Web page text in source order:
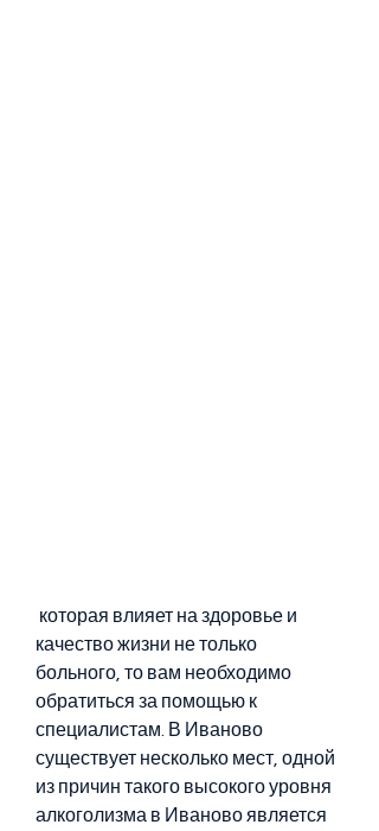
качество жизни не только
больного, то вам необходимо
обратиться за помощью к
специалистам. В Иваново
существует несколько мест, одной
из причин такого высокого уровня
алкоголизма в Иваново является